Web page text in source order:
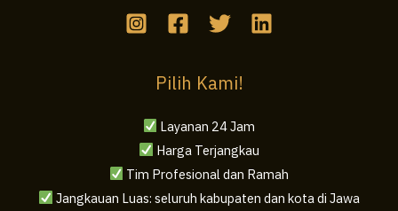
Pilih Kami!
Layanan 24 Jam
Harga Terjangkau
Tim Profesional dan Ramah
Jangkauan Luas: seluruh kabupaten dan kota di Jawa